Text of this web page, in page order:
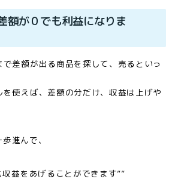
額が０でも利益になりま
差額が出る商品を探して、売るといっ
使えば、差額の分だけ、収益は上げや
進んで、
益をあげることができます””